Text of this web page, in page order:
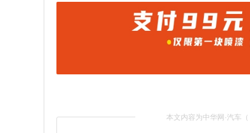
本文内容为中华网·汽车（